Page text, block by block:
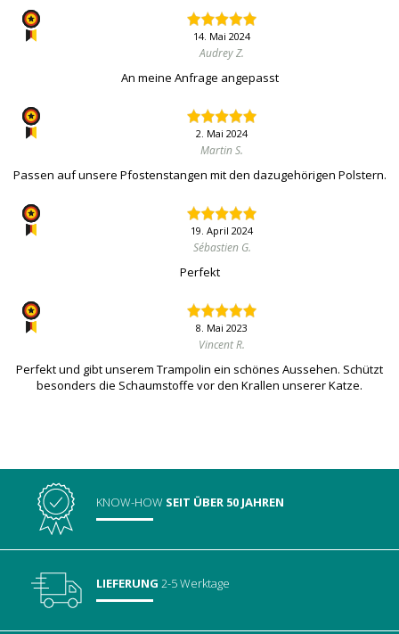
14. Mai 2024
Audrey Z.
An meine Anfrage angepasst
2. Mai 2024
Martin S.
Passen auf unsere Pfostenstangen mit den dazugehörigen Polstern.
19. April 2024
Sébastien G.
Perfekt
8. Mai 2023
Vincent R.
Perfekt und gibt unserem Trampolin ein schönes Aussehen. Schützt
besonders die Schaumstoffe vor den Krallen unserer Katze.
KNOW-HOW SEIT ÜBER 50 JAHREN
LIEFERUNG 2-5 Werktage